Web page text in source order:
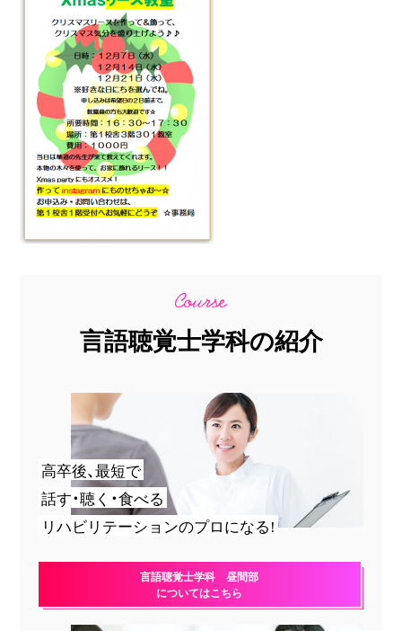
言語聴覚士学科の紹介
高卒後、最短で
話す・聴く・食べる
リハビリテーションのプロになる!
言語聴覚士学科 昼間部
についてはこちら